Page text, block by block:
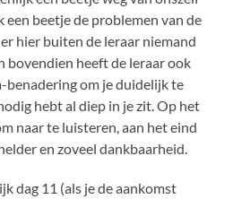
een beetje de problemen van de
hier buiten de leraar niemand
bovendien heeft de leraar ook
benadering om je duidelijk te
hebt al diep in je zit. Op het
naar te luisteren, aan het eind
en zoveel dankbaarheid.
dag 11 (als je de aankomst